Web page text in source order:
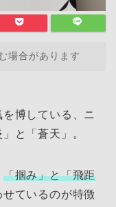
場合があります
博している、ニ
と「蒼天」。
「掴み」と「飛距
せているのが特徴